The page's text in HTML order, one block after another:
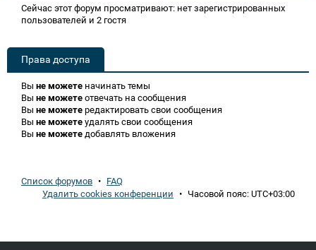
Сейчас этот форум просматривают: нет зарегистрированных
пользователей и 2 гостя
Права доступа
Вы не можете начинать темы
Вы не можете отвечать на сообщения
Вы не можете редактировать свои сообщения
Вы не можете удалять свои сообщения
Вы не можете добавлять вложения
Список форумов • FAQ
Удалить cookies конференции • Часовой пояс: UTC+03:00